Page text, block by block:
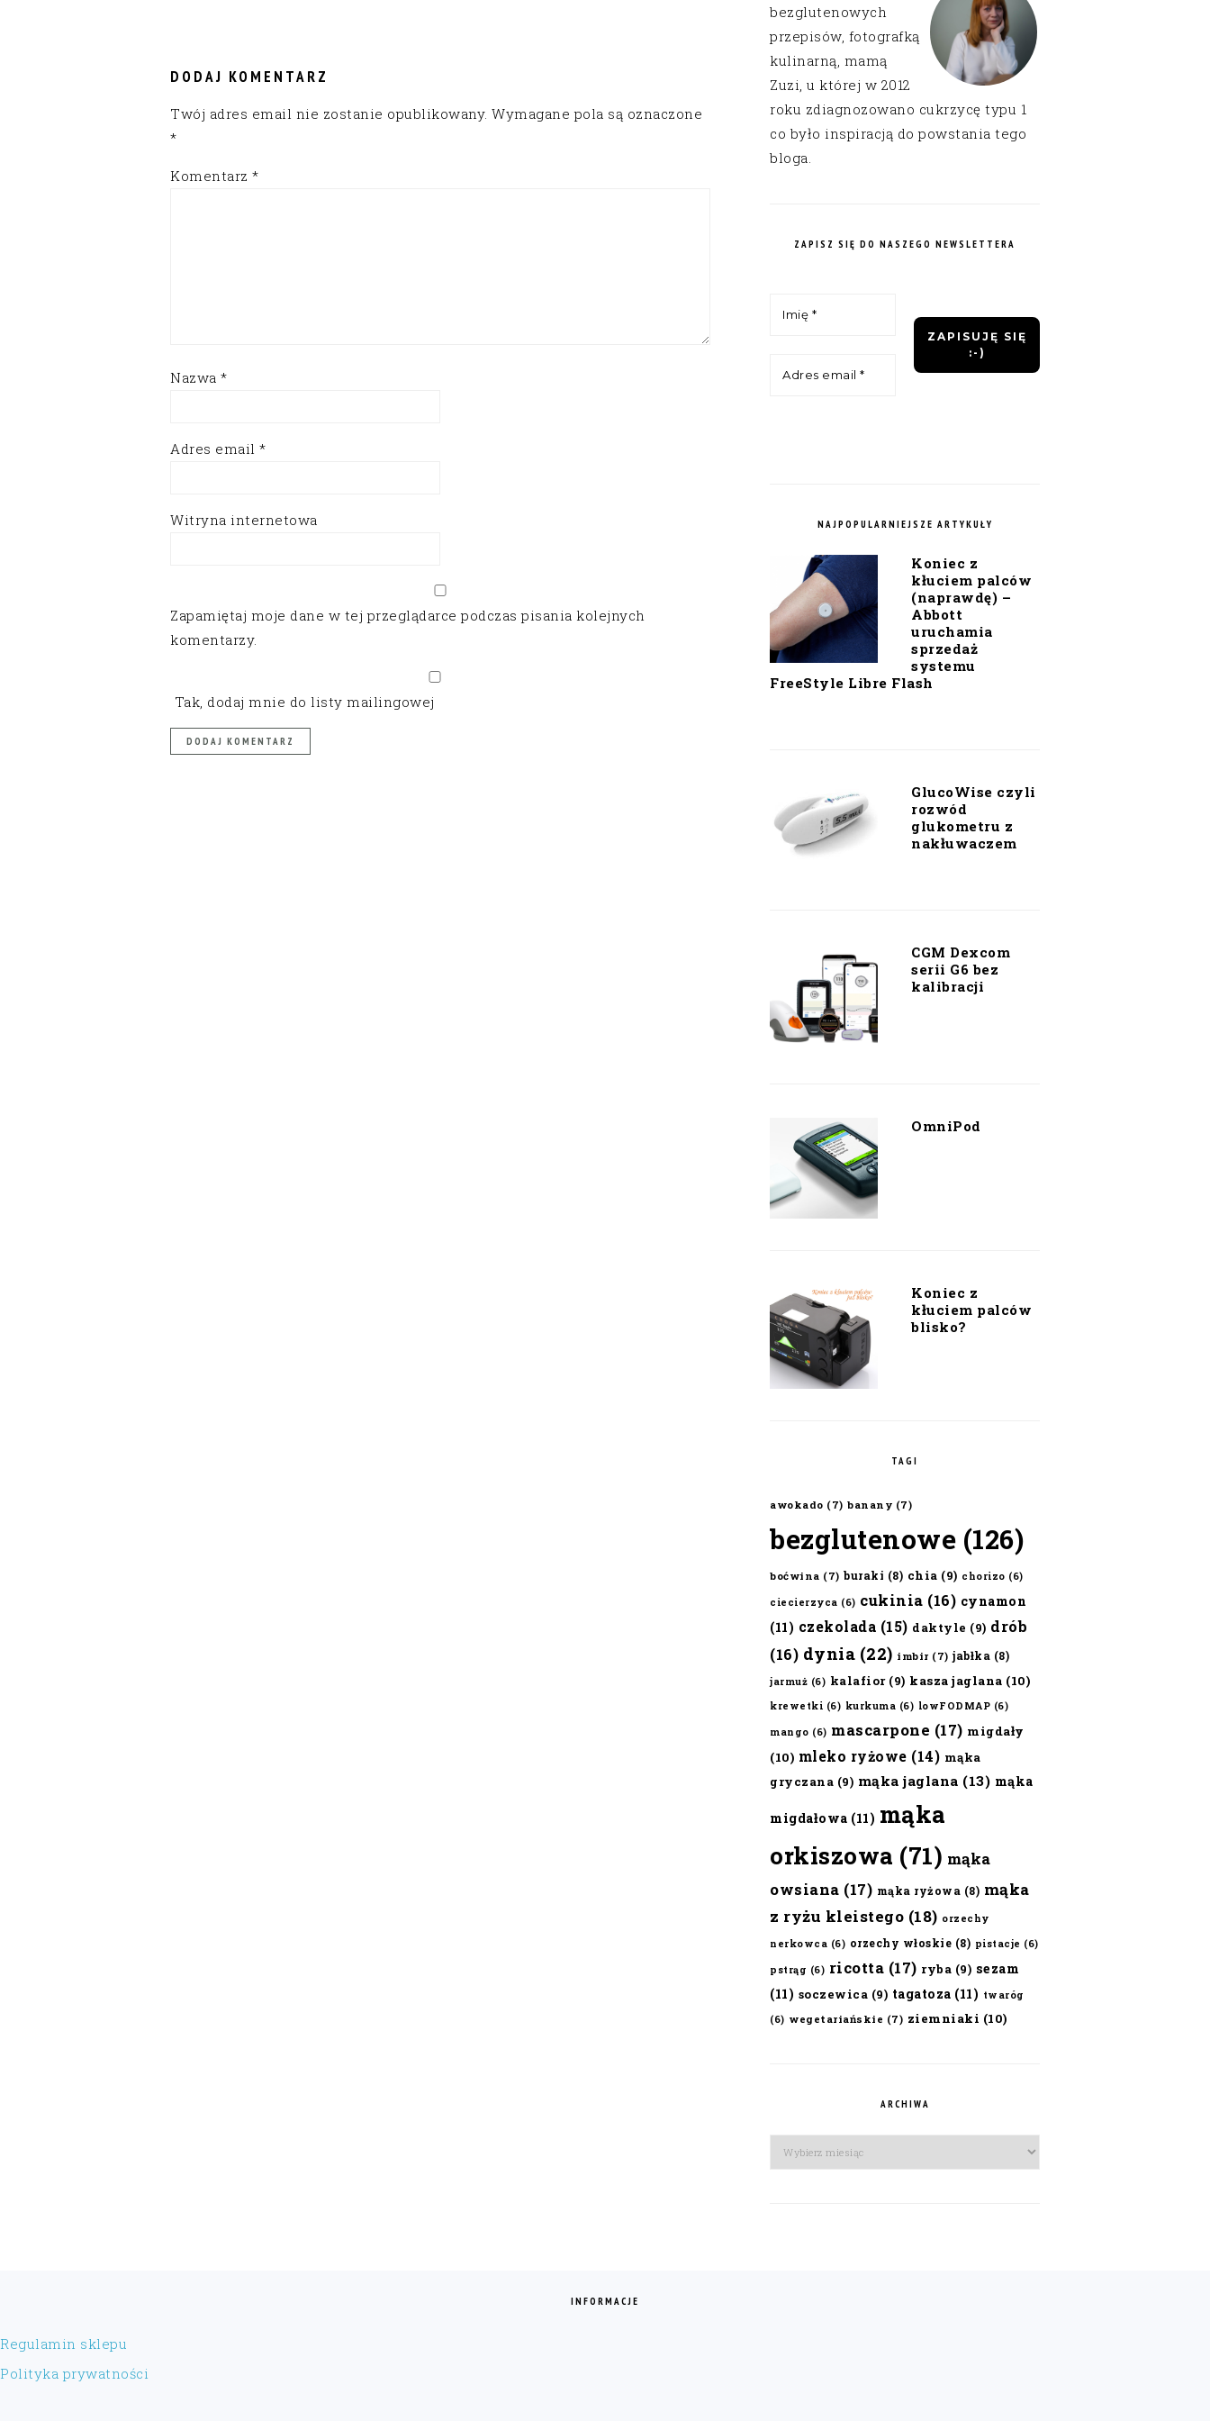
DODAJ KOMENTARZ
Twój adres email nie zostanie opublikowany. Wymagane pola są oznaczone
*
Komentarz *
Nazwa *
Adres email *
Witryna internetowa
Zapamiętaj moje dane w tej przeglądarce podczas pisania kolejnych
komentarzy.
Tak, dodaj mnie do listy mailingowej
bezglutenowych
przepisów, fotografką
kulinarną, mamą
Zuzi, u której w 2012
roku zdiagnozowano cukrzycę typu 1
co było inspiracją do powstania tego
bloga.
ZAPISZ SIĘ DO NASZEGO NEWSLETTERA
NAJPOPULARNIEJSZE ARTYKUŁY
Koniec z
kłuciem palców
(naprawdę) –
Abbott
uruchamia
sprzedaż
systemu
FreeStyle Libre Flash
GlucoWise czyli
rozwód
glukometru z
nakłuwaczem
CGM Dexcom
serii G6 bez
kalibracji
OmniPod
Koniec z
kłuciem palców
blisko?
TAGI
awokado (7) banany (7)
bezglutenowe (126)
boćwina (7) buraki (8) chia (9) chorizo (6)
ciecierzyca (6) cukinia (16) cynamon
(11) czekolada (15) daktyle (9) drób
(16) dynia (22) imbir (7) jabłka (8)
jarmuż (6) kalafior(9) kasza jaglana (10)
krewetki (6) kurkuma (6) lowFODMAP (6)
mango (6) mascarpone (17) migdały
(10) mleko ryżowe (14) mąka
gryczana (9) mąka jaglana (13) mąka
migdałowa (11) mąka
orkiszowa (71) mąka
owsiana (17) mąka ryżowa (8) mąka
z ryżu kleistego (18) orzechy
nerkowca (6) orzechy włoskie (8) pistacje (6)
pstrąg (6) ricotta (17) ryba (9) sezam
(11) soczewica (9) tagatoza (11) twaróg
(6) wegetariańskie (7) ziemniaki (10)
ARCHIWA
Archiwa
INFORMACJE
Regulamin sklepu
Polityka prywatności